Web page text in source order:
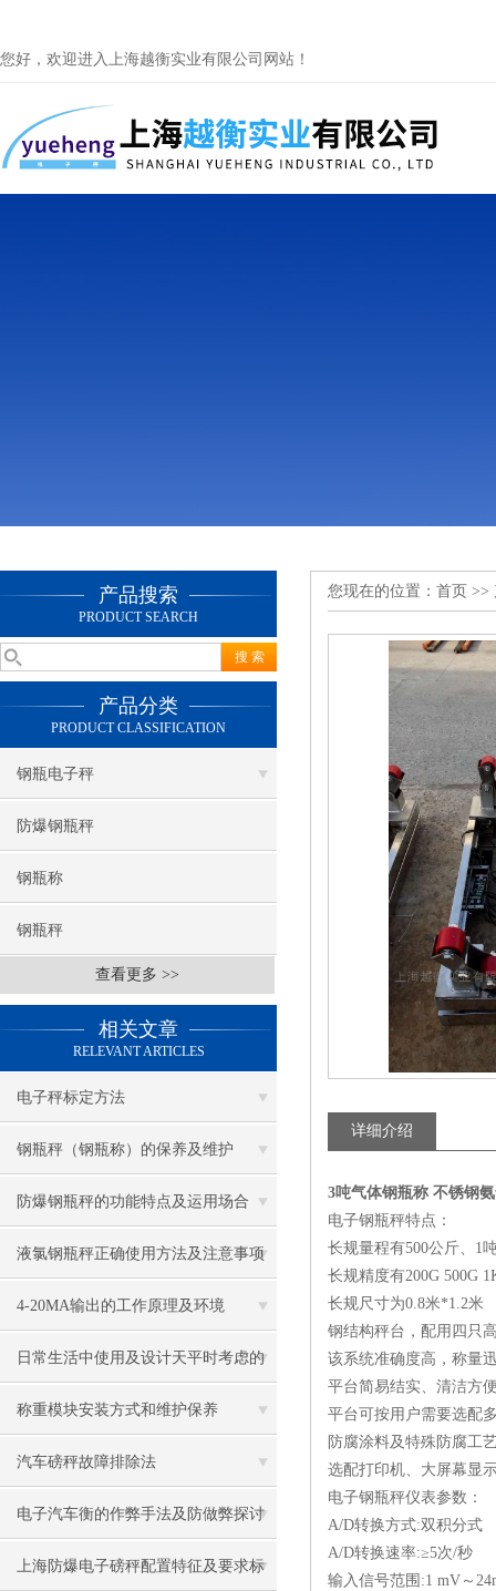
您好，欢迎进入上海越衡实业有限公司网站！
产品搜索
PRODUCT SEARCH
产品分类
PRODUCT CLASSIFICATION
钢瓶电子秤
防爆钢瓶秤
钢瓶称
钢瓶秤
查看更多 >>
相关文章
RELEVANT ARTICLES
电子秤标定方法
钢瓶秤（钢瓶称）的保养及维护
防爆钢瓶秤的功能特点及运用场合
液氯钢瓶秤正确使用方法及注意事项
4-20MA输出的工作原理及环境
日常生活中使用及设计天平时考虑的
主要因素有那些
称重模块安装方式和维护保养
汽车磅秤故障排除法
电子汽车衡的作弊手法及防做弊探讨
上海防爆电子磅秤配置特征及要求标
您现在的位置： 首页 >>
详细介绍
3吨气体钢瓶称 不锈钢
电子钢瓶秤特点：
长规量程有500公斤、1
长规精度有200G 500G
长规尺寸为0.8米*1.2米
钢结构秤台，配用四只
该系统准确度高，称量
平台简易结实、清洁方
平台可按用户需要选配
防腐涂料及特殊防腐工
选配打印机、大屏幕显
电子钢瓶秤仪表参数：
A/D转换方式:双积分式
A/D转换速率:≥5次/秒
输入信号范围:1 mV～